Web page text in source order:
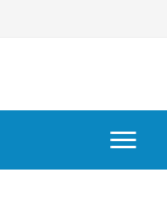
Toggle